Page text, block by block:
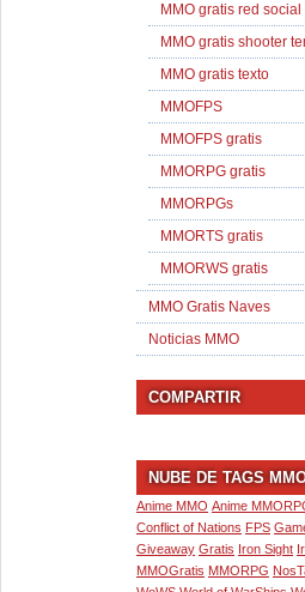
MMO gratis red social
MMO gratis shooter
MMO gratis texto
MMOFPS
MMOFPS gratis
MMORPG gratis
MMORPGs
MMORTS gratis
MMORWS gratis
MMO Gratis Naves
Noticias MMO
COMPARTIR
NUBE DE TAGS
Anime MMO Anime
Conflict of Nations FPS
Giveaway Gratis Iron Sight
MMOGratis MMORPG